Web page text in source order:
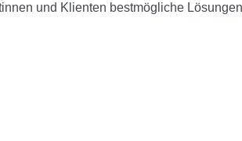
und Klienten bestmögliche